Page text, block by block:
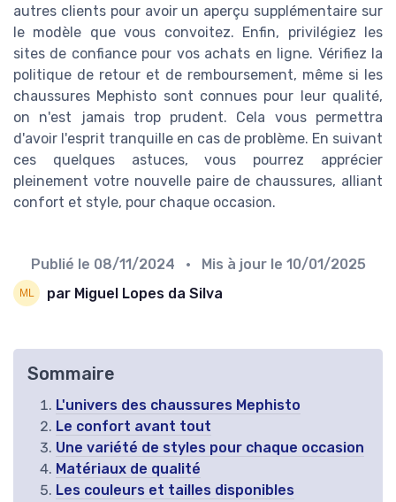
autres clients pour avoir un aperçu supplémentaire sur
le modèle que vous convoitez. Enfin, privilégiez les
sites de confiance pour vos achats en ligne. Vérifiez la
politique de retour et de remboursement, même si les
chaussures Mephisto sont connues pour leur qualité,
on n'est jamais trop prudent. Cela vous permettra
d'avoir l'esprit tranquille en cas de problème. En suivant
ces quelques astuces, vous pourrez apprécier
pleinement votre nouvelle paire de chaussures, alliant
confort et style, pour chaque occasion.
Publié le 08/11/2024 • Mis à jour le 10/01/2025
par Miguel Lopes da Silva
Sommaire
L'univers des chaussures Mephisto
Le confort avant tout
Une variété de styles pour chaque occasion
Matériaux de qualité
Les couleurs et tailles disponibles